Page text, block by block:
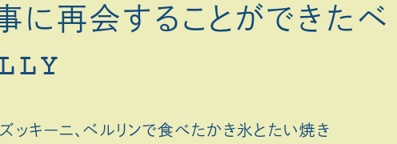
に再会することができたベ
キーニ、ベルリンで食べたかき氷とたい焼き